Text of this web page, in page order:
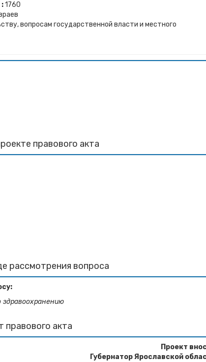
:1760
вопросам государственной власти и местного
правового акта
рассмотрения вопроса
здравоохранению
правового акта
Проект
Губернатор Ярославской